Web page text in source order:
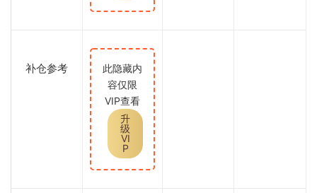
补仓参考
此隐藏内
容仅限
VIP查看
升
级
VI
P